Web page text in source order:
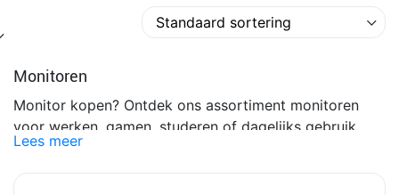
Monitoren
Monitor kopen? Ontdek ons assortiment monitoren
voor werken, gamen, studeren of dagelijks gebruik.
Kies een scherm dat past bij jouw wensen,
Lees meer